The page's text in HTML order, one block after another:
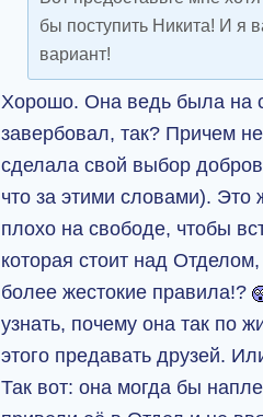
бы поступить Никита! И я
вариант!
Хорошо. Она ведь была на
завербовал, так? Причем
сделала свой выбор
что за этими словами).
плохо на свободе, чтобы
которая стоит над
более жестокие правила!?
узнать, почему она так по
этого предавать друзей.
Так вот: она могда бы